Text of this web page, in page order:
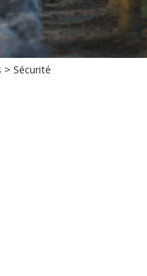
> Sécurité